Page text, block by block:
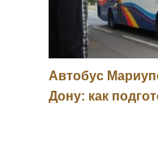
Автобус
Дону: как